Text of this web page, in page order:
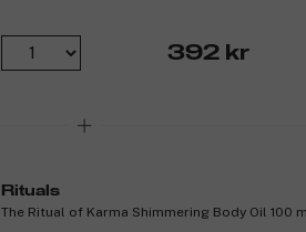
392 kr
Rituals
The Ritual of Karma Shimmering Body Oil 100